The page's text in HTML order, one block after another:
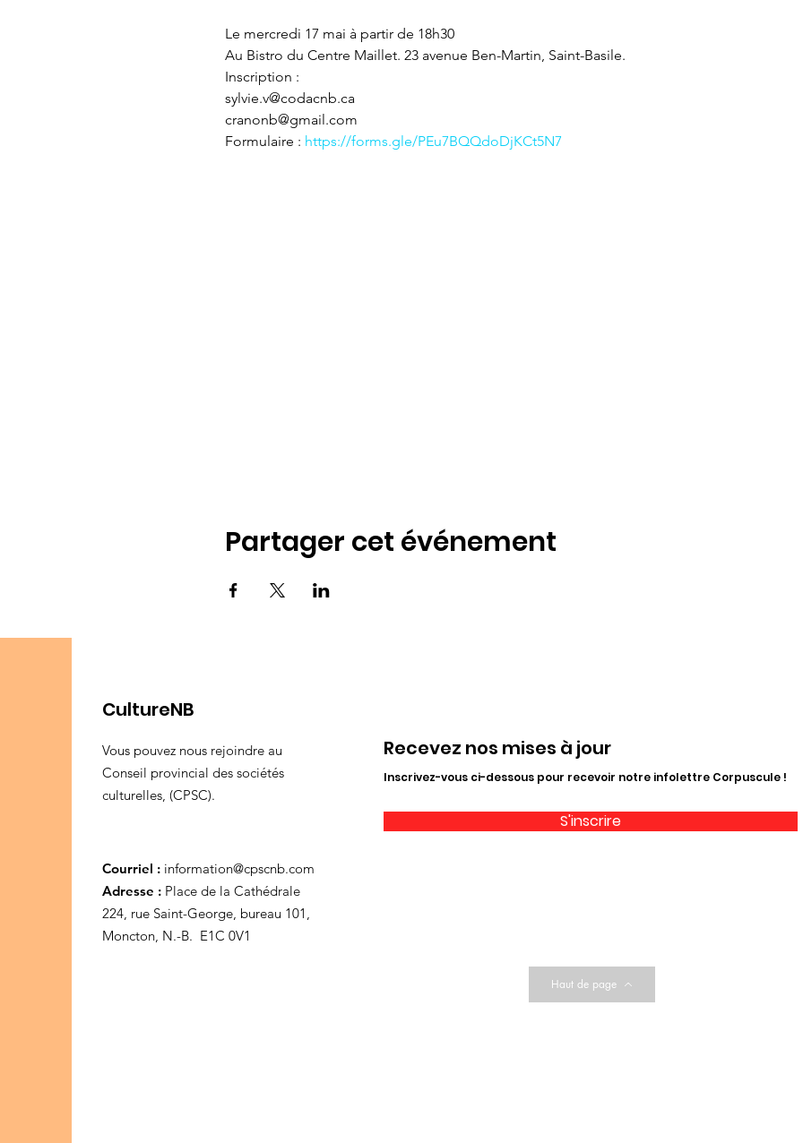
Le mercredi 17 mai à partir de 18h30
Au Bistro du Centre Maillet. 23 avenue Ben-Martin, Saint-Basile.
Inscription :
sylvie.v@codacnb.ca
cranonb@gmail.com
Formulaire : https://forms.gle/PEu7BQQdoDjKCt5N7
Partager cet événement
CultureNB
Vous pouvez nous rejoindre au
Conseil provincial des sociétés
culturelles, (CPSC).
Courriel : information@cpscnb.com
Adresse : Place de la Cathédrale
224, rue Saint-George, bureau 101,
Moncton, N.-B. E1C 0V1
Recevez nos mises à jour
Inscrivez-vous ci-dessous pour recevoir notre infolettre Corpuscule !
S'inscrire
Haut de page